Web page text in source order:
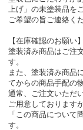
上げ」の未塗装品を
ご希望の旨ご連絡く
【在庫確認のお願い】
塗装済み商品はご注
す。
また、塗装済み商品
てからの商品手配の
通常、ご注文いただ
ご用意しております
「この商品について
す。